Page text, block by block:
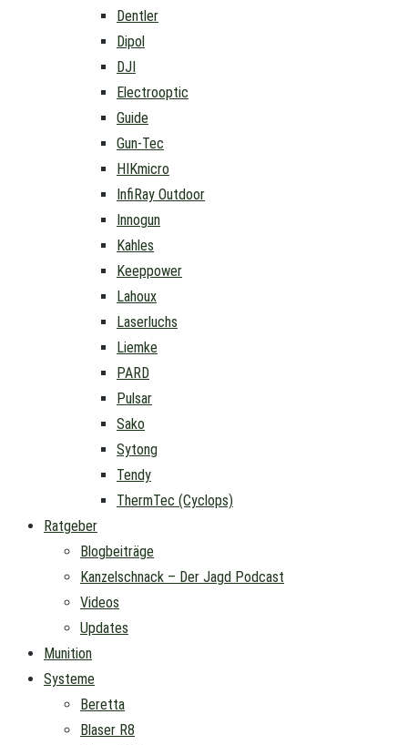
Dentler
Dipol
DJI
Electrooptic
Guide
Gun-Tec
HIKmicro
InfiRay Outdoor
Innogun
Kahles
Keeppower
Lahoux
Laserluchs
Liemke
PARD
Pulsar
Sako
Sytong
Tendy
ThermTec (Cyclops)
Ratgeber
Blogbeiträge
Kanzelschnack – Der Jagd Podcast
Videos
Updates
Munition
Systeme
Beretta
Blaser R8